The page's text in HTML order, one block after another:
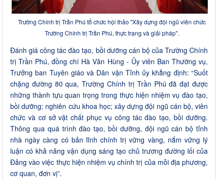
Trường Chính trị Trần Phú tổ chức hội thảo "Xây dựng đội ngũ viên chức
Trường Chính trị Trần Phú, thực trạng và giải pháp".
Đánh giá công tác đào tạo, bồi dưỡng cán bộ của Trường Chính
trị Trần Phú, đồng chí Hà Văn Hùng - Ủy viên Ban Thường vụ,
Trưởng ban Tuyên giáo và Dân vận Tỉnh ủy khẳng định: “Suốt
chặng đường 80 qua, Trường Chính trị Trần Phú đã đạt được
những thành tựu quan trọng trong thực hiện nhiệm vụ đào tạo,
bồi dưỡng; nghiên cứu khoa học; xây dựng đội ngũ cán bộ, viên
chức và cơ sở vật chất phục vụ công tác đào tạo, bồi dưỡng.
Thông qua quá trình đào tạo, bồi dưỡng, đội ngũ cán bộ tỉnh
nhà ngày càng có bản lĩnh chính trị vững vàng, nắm vững lý
luận có khả năng vận dụng sáng tạo chủ trương đường lối của
Đảng vào việc thực hiện nhiệm vụ chính trị của mỗi địa phương,
cơ quan, đơn vị”.